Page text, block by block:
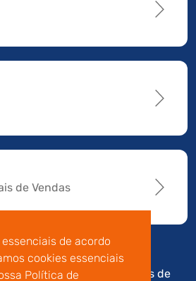
de acordo
cookies essenciais
Política de
de Vendas
Termos de
Código de